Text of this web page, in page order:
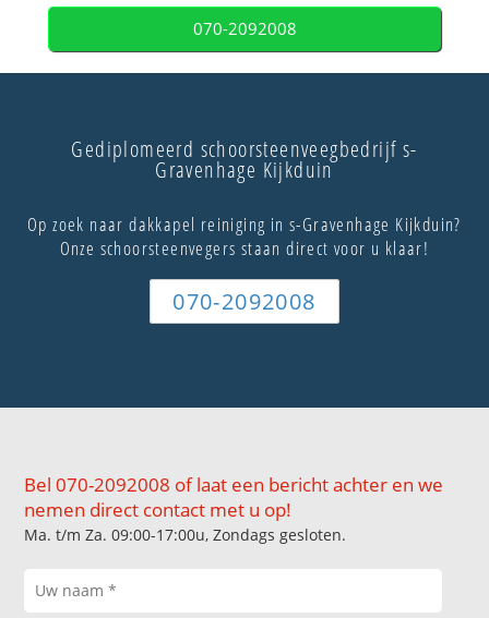
070-2092008
Gediplomeerd schoorsteenveegbedrijf s-
Gravenhage Kijkduin
Op zoek naar dakkapel reiniging in s-Gravenhage Kijkduin?
Onze schoorsteenvegers staan direct voor u klaar!
070-2092008
Bel 070-2092008 of laat een bericht achter en we
nemen direct contact met u op!
Ma. t/m Za. 09:00-17:00u, Zondags gesloten.